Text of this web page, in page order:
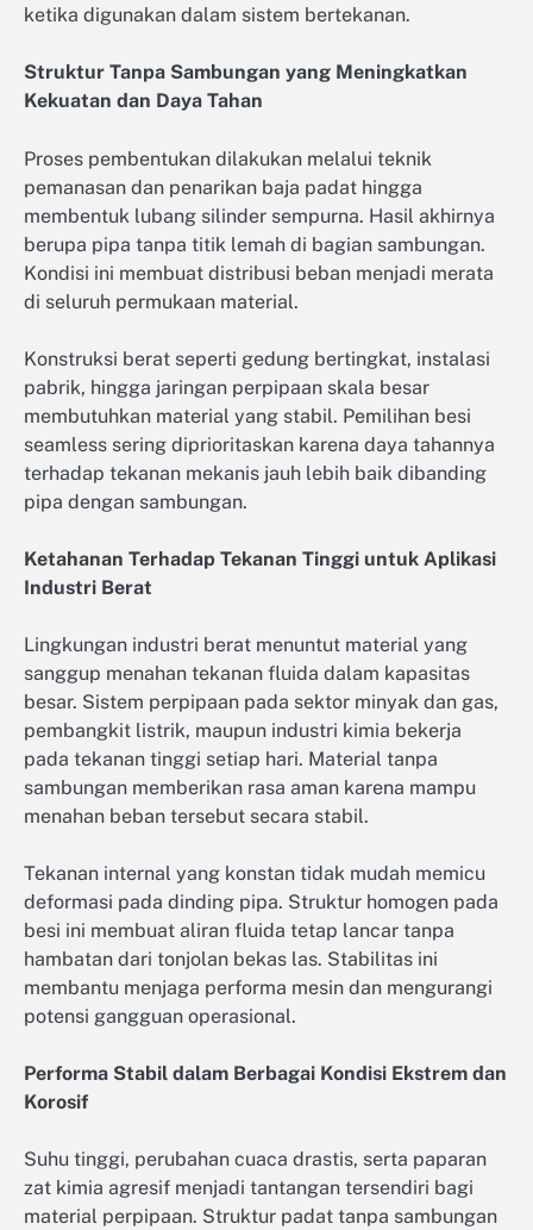
ketika digunakan dalam sistem bertekanan.
Struktur Tanpa Sambungan yang Meningkatkan
Kekuatan dan Daya Tahan
Proses pembentukan dilakukan melalui teknik
pemanasan dan penarikan baja padat hingga
membentuk lubang silinder sempurna. Hasil akhirnya
berupa pipa tanpa titik lemah di bagian sambungan.
Kondisi ini membuat distribusi beban menjadi merata
di seluruh permukaan material.
Konstruksi berat seperti gedung bertingkat, instalasi
pabrik, hingga jaringan perpipaan skala besar
membutuhkan material yang stabil. Pemilihan besi
seamless sering diprioritaskan karena daya tahannya
terhadap tekanan mekanis jauh lebih baik dibanding
pipa dengan sambungan.
Ketahanan Terhadap Tekanan Tinggi untuk Aplikasi
Industri Berat
Lingkungan industri berat menuntut material yang
sanggup menahan tekanan fluida dalam kapasitas
besar. Sistem perpipaan pada sektor minyak dan gas,
pembangkit listrik, maupun industri kimia bekerja
pada tekanan tinggi setiap hari. Material tanpa
sambungan memberikan rasa aman karena mampu
menahan beban tersebut secara stabil.
Tekanan internal yang konstan tidak mudah memicu
deformasi pada dinding pipa. Struktur homogen pada
besi ini membuat aliran fluida tetap lancar tanpa
hambatan dari tonjolan bekas las. Stabilitas ini
membantu menjaga performa mesin dan mengurangi
potensi gangguan operasional.
Performa Stabil dalam Berbagai Kondisi Ekstrem dan
Korosif
Suhu tinggi, perubahan cuaca drastis, serta paparan
zat kimia agresif menjadi tantangan tersendiri bagi
material perpipaan. Struktur padat tanpa sambungan